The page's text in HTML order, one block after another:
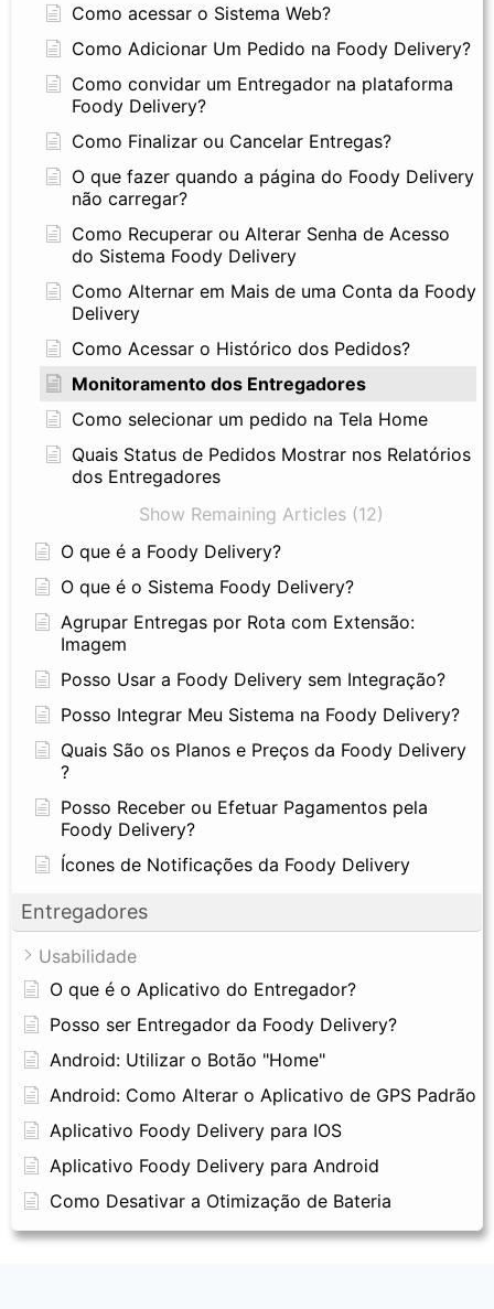
Como acessar o Sistema Web?
Como Adicionar Um Pedido na Foody Delivery?
Como convidar um Entregador na plataforma
Foody Delivery?
Como Finalizar ou Cancelar Entregas?
O que fazer quando a página do Foody Delivery
não carregar?
Como Recuperar ou Alterar Senha de Acesso
do Sistema Foody Delivery
Como Alternar em Mais de uma Conta da Foody
Delivery
Como Acessar o Histórico dos Pedidos?
Monitoramento dos Entregadores
Como selecionar um pedido na Tela Home
Quais Status de Pedidos Mostrar nos Relatórios
dos Entregadores
Show Remaining Articles (12)
O que é a Foody Delivery?
O que é o Sistema Foody Delivery?
Agrupar Entregas por Rota com Extensão:
Imagem
Posso Usar a Foody Delivery sem Integração?
Posso Integrar Meu Sistema na Foody Delivery?
Quais São os Planos e Preços da Foody Delivery
?
Posso Receber ou Efetuar Pagamentos pela
Foody Delivery?
Ícones de Notificações da Foody Delivery
Entregadores
Usabilidade
O que é o Aplicativo do Entregador?
Posso ser Entregador da Foody Delivery?
Android: Utilizar o Botão "Home"
Android: Como Alterar o Aplicativo de GPS Padrão
Aplicativo Foody Delivery para IOS
Aplicativo Foody Delivery para Android
Como Desativar a Otimização de Bateria